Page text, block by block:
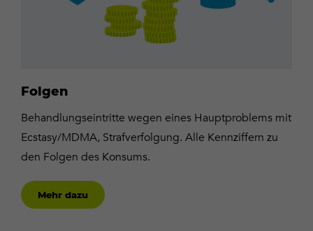
Folgen
Behandlungseintritte wegen eines Hauptproblems mit
Ecstasy/MDMA, Strafverfolgung. Alle Kennziffern zu
den Folgen des Konsums.
Mehr dazu